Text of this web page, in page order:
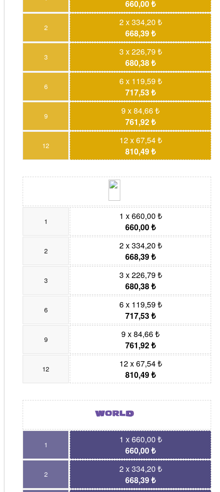
660,00 ₺
2
2 x 334,20 ₺
668,39 ₺
3
3 x 226,79 ₺
680,38 ₺
6
6 x 119,59 ₺
717,53 ₺
9
9 x 84,66 ₺
761,92 ₺
12
12 x 67,54 ₺
810,49 ₺
1
1 x 660,00 ₺
660,00 ₺
2
2 x 334,20 ₺
668,39 ₺
3
3 x 226,79 ₺
680,38 ₺
6
6 x 119,59 ₺
717,53 ₺
9
9 x 84,66 ₺
761,92 ₺
12
12 x 67,54 ₺
810,49 ₺
1
1 x 660,00 ₺
660,00 ₺
2
2 x 334,20 ₺
668,39 ₺